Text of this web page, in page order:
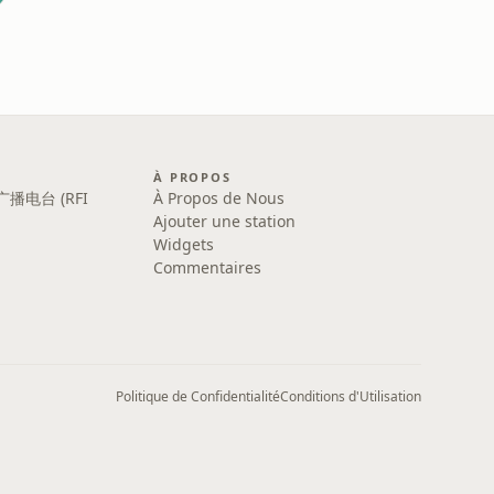
播电台 (RFI
À PROPOS
À Propos de Nous
Ajouter une station
Widgets
Commentaires
Politique de ConfidentialitéConditions d'Utilisation